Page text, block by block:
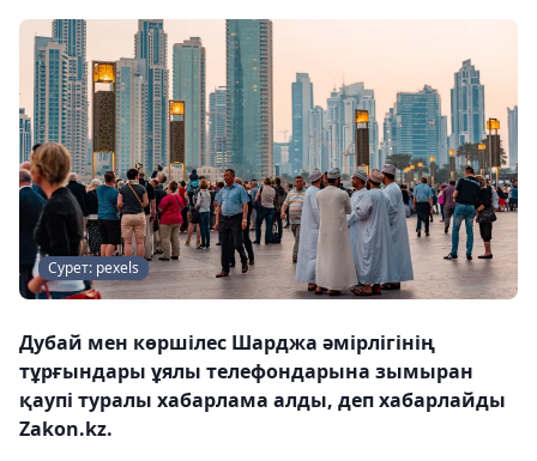
Сурет: pexels
Дубай мен көршілес Шарджа әмірлігінің
тұрғындары ұялы телефондарына зымыран
қаупі туралы хабарлама алды, деп хабарлайды
Zakon.kz.